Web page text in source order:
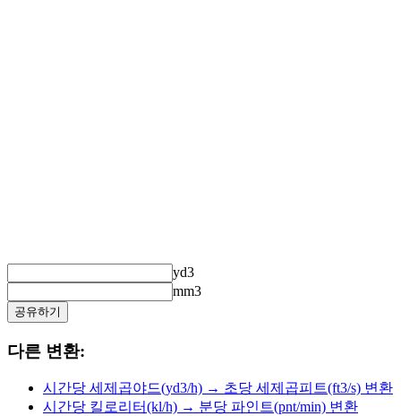
yd3
mm3
공유하기
다른 변환:
시간당 세제곱야드(yd3/h) → 초당 세제곱피트(ft3/s) 변환
시간당 킬로리터(kl/h) → 분당 파인트(pnt/min) 변환